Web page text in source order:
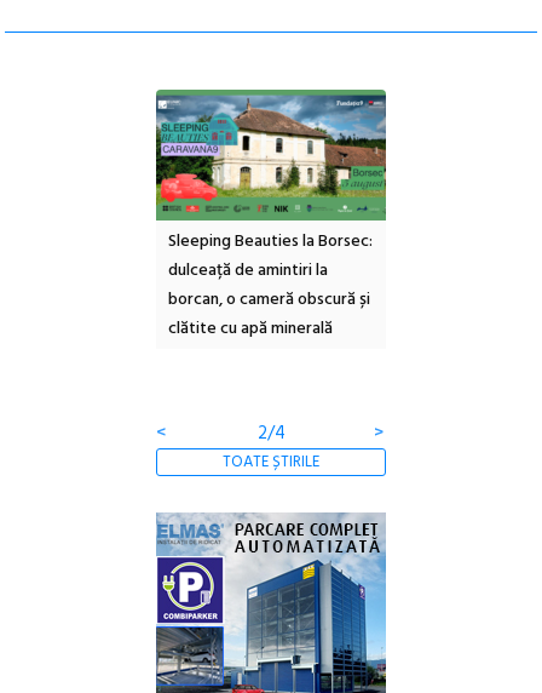
Sleeping Beauties la Borsec:
dulceață de amintiri la
borcan, o cameră obscură și
clătite cu apă minerală
< 2/4 >
TOATE ȘTIRILE